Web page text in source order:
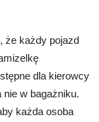
że każdy pojazd
dla kierowcy
nie w bagażniku.
każda osoba